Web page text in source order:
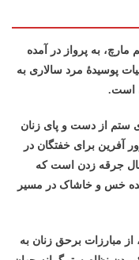
به پرواز در آمده
پوسيدۀ مرد سالاری به
است.
ستم از دست و پای زنان
آفرین برای خفتگان در
جرقه زدن است که
خس و خاشاک در مسیر
مبارزات برحق زنان به